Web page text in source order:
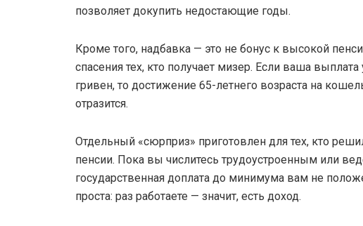
позволяет докупить недостающие годы.
Кроме того, надбавка — это не бонус к высокой
спасения тех, кто получает мизер. Если ваша
гривен, то достижение 65-летнего возраста на
отразится.
Отдельный «сюрприз» приготовлен для тех, кто
пенсии. Пока вы числитесь трудоустроенным или
государственная доплата до минимума вам не
проста: раз работаете — значит, есть доход.